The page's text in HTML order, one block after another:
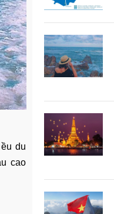
du
cao